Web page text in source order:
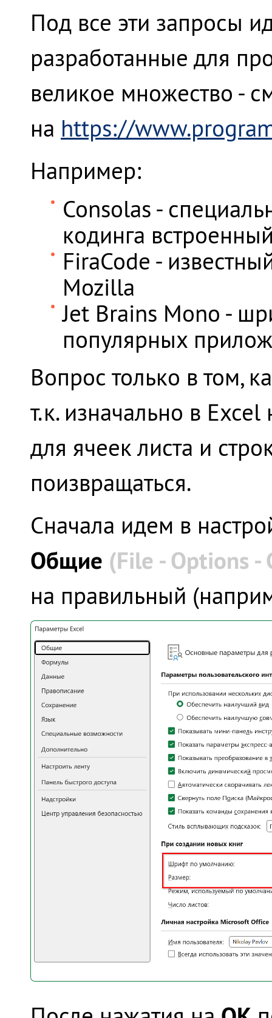
Под все эти запросы
разработанные для
великое множество -
на https://
Например:
Consolas -
кодинга
FiraCode -
Mozilla
Jet Brains Mono -
популярных
Вопрос только в том,
т.к. изначально в
для ячеек листа и
поизвращаться.
Сначала идем в
Общие (File - Options
на правильный